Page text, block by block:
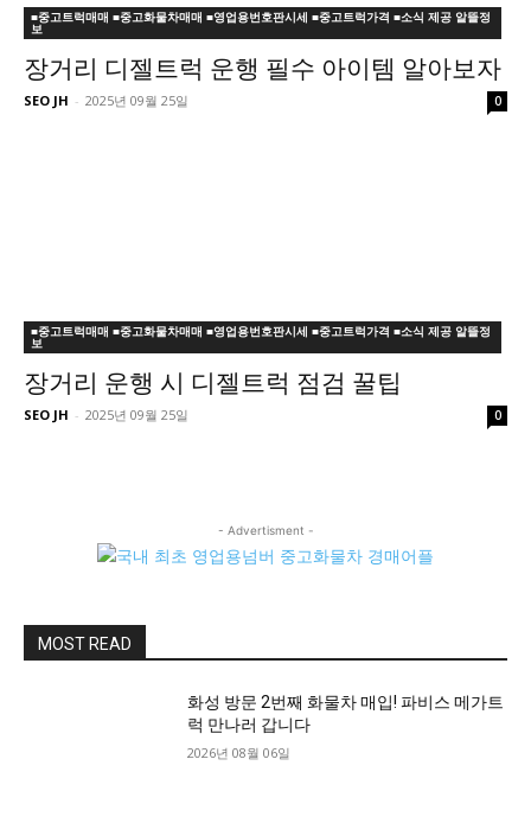
■중고트럭매매 ■중고화물차매매 ■영업용번호판시세 ■중고트럭가격 ■소식 제공 알뜰정
보
장거리 디젤트럭 운행 필수 아이템 알아보자
SEO JH - 2025년 09월 25일 0
■중고트럭매매 ■중고화물차매매 ■영업용번호판시세 ■중고트럭가격 ■소식 제공 알뜰정
보
장거리 운행 시 디젤트럭 점검 꿀팁
SEO JH - 2025년 09월 25일 0
- Advertisment -
MOST READ
화성 방문 2번째 화물차 매입! 파비스 메가트
럭 만나러 갑니다
2026년 08월 06일